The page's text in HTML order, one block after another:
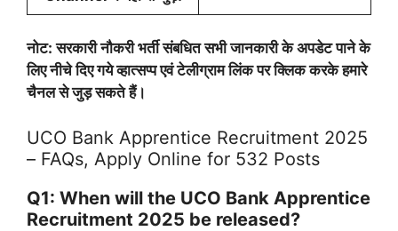
नोट:सरकारी नौकरी भर्तीसंबधित सभी जानकारी के अपडेट पाने के
लिए नीचे दिए गये व्हात्सप्प एवं टेलीग्राम लिंक पर क्लिक करके हमारे
चैनल से जुड़ सकते हैं।
UCO Bank Apprentice Recruitment 2025
– FAQs, Apply Online for 532 Posts
Q1: When will the UCO Bank Apprentice
Recruitment 2025 be released?